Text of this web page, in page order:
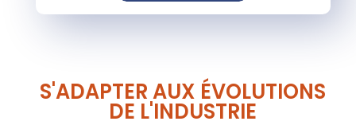
S'ADAPTER AUX ÉVOLUTIONS
DE L'INDUSTRIE